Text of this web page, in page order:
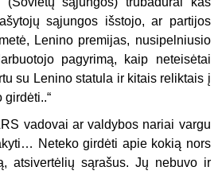
sąjungos išstojo, ar partijos
Lenino premijas, nusipelniusio
pagyrimą, kaip neteisėtai
su Lenino statula ir kitais reliktais į
girdėti..“
vadovai ar valdybos nariai vargu
Neteko girdėti apie kokią nors
atsivertėlių sąrašus. Jų nebuvo ir